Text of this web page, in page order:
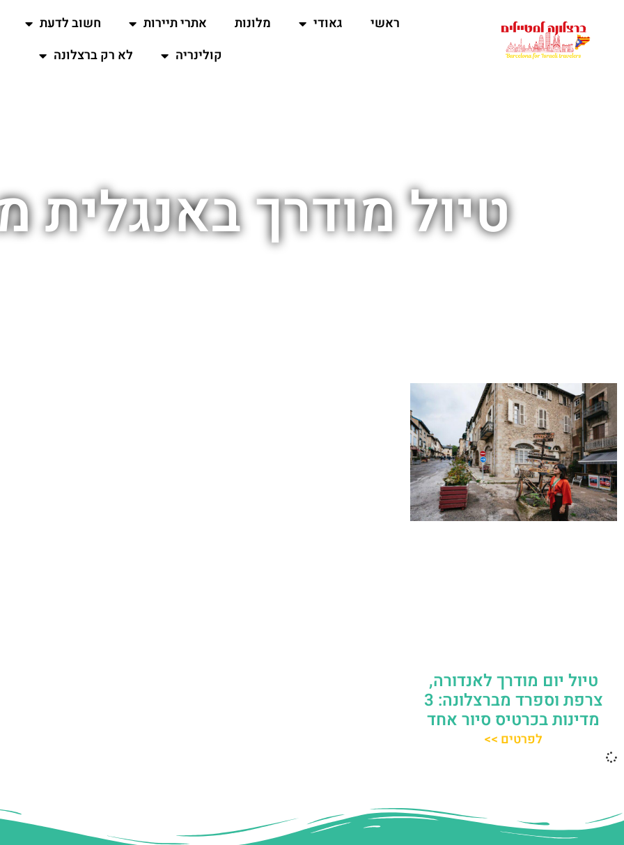
ראשי גאודי מלונות אתרי תיירות חשוב לדעת
קולינריה
לא רק ברצלונה
טיול מודרך באנגלית
טיול יום מודרך לאנדורה,
צרפת וספרד מברצלונה: 3
מדינות בכרטיס סיור אחד
לפרטים >>